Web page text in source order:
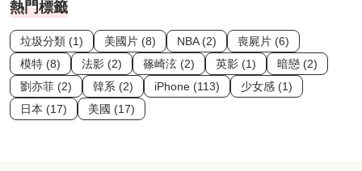
熱門標籤
垃圾分類 (1) 美國片 (8) NBA (2)
喪屍片 (6)
模特 (8)
法影 (2) 篠崎泫 (2) 英影 (1)
暗戀 (2)
劉亦菲 (2)
韓系 (2) iPhone (113)
少女感 (1)
日本 (17)
美國 (17)